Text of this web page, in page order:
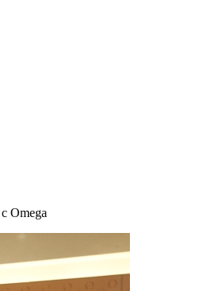
Omega